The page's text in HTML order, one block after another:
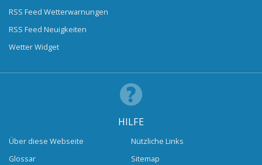
RSS Feed Wetterwarnungen
RSS Feed Neuigkeiten
Wetter Widget
HILFE
Über diese Webseite
Glossar
Nützliche Links
Sitemap